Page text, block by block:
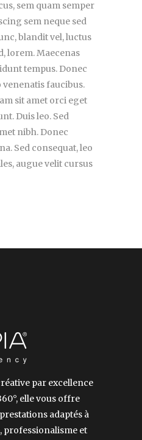
sem quam semper
sem neque sed
blandit vel, luctus
lorem. Maecenas
tempus. Donec
faucibus.
sit amet orci eget
Duis leo. Sed
nibh. Donec
Sed consequat, leo
augue velit cursus
par excellence
elle vous offre
adaptés à
professionalisme et